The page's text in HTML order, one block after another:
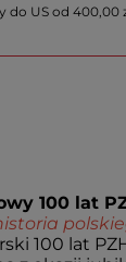
do US od 400,00
100 lat
100 lat